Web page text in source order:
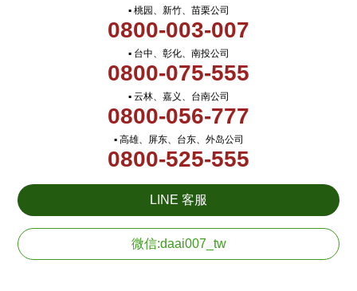
▪ 桃园、新竹、苗栗公司
0800-003-007
▪ 台中、彰化、南投公司
0800-075-555
▪ 云林、嘉义、台南公司
0800-056-777
▪ 高雄、屏东、台东、外岛公司
0800-525-555
LINE 客服
微信:daai007_tw